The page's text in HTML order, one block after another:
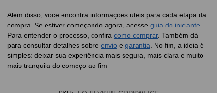
Além disso, você encontra informações úteis para cada etapa da
compra. Se estiver começando agora, acesse guia do iniciante.
Para entender o processo, confira como comprar. Também dá
para consultar detalhes sobre envio e garantia. No fim, a ideia é
simples: deixar sua experiência mais segura, mais clara e muito
mais tranquila do começo ao fim.